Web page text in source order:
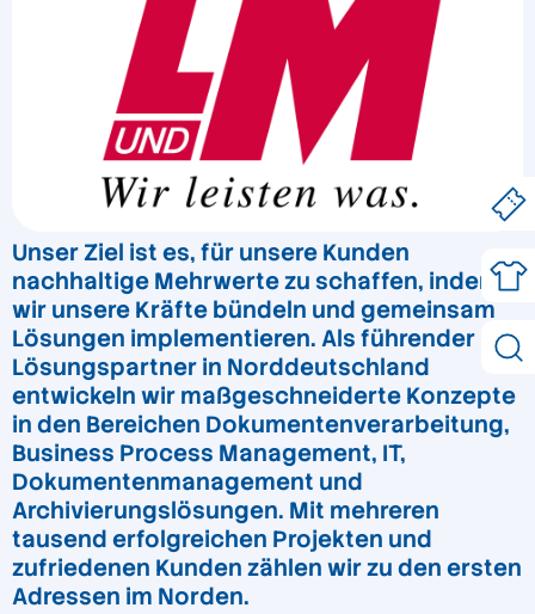
Unser Ziel ist es, für unsere Kunden
nachhaltige Mehrwerte zu schaffen, indem
wir unsere Kräfte bündeln und gemeinsam
Lösungen implementieren. Als führender
Lösungspartner in Norddeutschland
entwickeln wir maßgeschneiderte Konzepte
in den Bereichen Dokumentenverarbeitung,
Business Process Management, IT,
Dokumentenmanagement und
Archivierungslösungen. Mit mehreren
tausend erfolgreichen Projekten und
zufriedenen Kunden zählen wir zu den ersten
Adressen im Norden.